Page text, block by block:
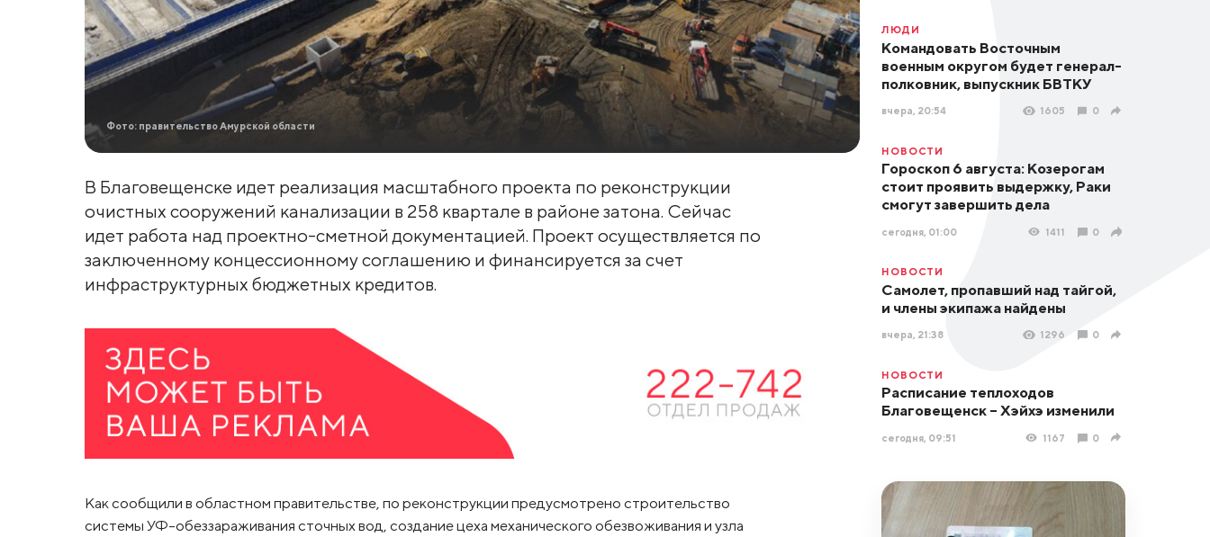
Фото: правительство Амурской области
В Благовещенске идет реализация масштабного проекта по реконструкции
очистных сооружений канализации в 258 квартале в районе затона. Сейчас
идет работа над проектно-сметной документацией. Проект осуществляется по
заключенному концессионному соглашению и финансируется за счет
инфраструктурных бюджетных кредитов.
Как сообщили в областном правительстве, по реконструкции предусмотрено строительство
системы УФ-обеззараживания сточных вод, создание цеха механического обезвоживания и узла
ЛЮДИ
Командовать Восточным
военным округом будет генерал-
полковник, выпускник БВТКУ
вчера, 20:54 1605 0
НОВОСТИ
Гороскоп 6 августа: Козерогам
стоит проявить выдержку, Раки
смогут завершить дела
сегодня, 01:00 1411 0
НОВОСТИ
Самолет, пропавший над тайгой,
и члены экипажа найдены
вчера, 21:38 1296 0
НОВОСТИ
Расписание теплоходов
Благовещенск – Хэйхэ изменили
сегодня, 09:51 1167 0